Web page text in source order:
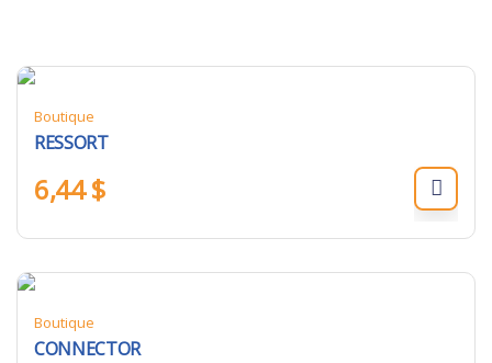
Boutique
RESSORT
6,44$
Boutique
CONNECTOR